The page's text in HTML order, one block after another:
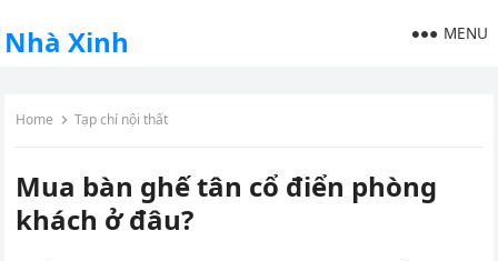
Nhà Xinh MENU
Home Tạp chí nội thất
Mua bàn ghế tân cổ điển phòng
khách ở đâu?